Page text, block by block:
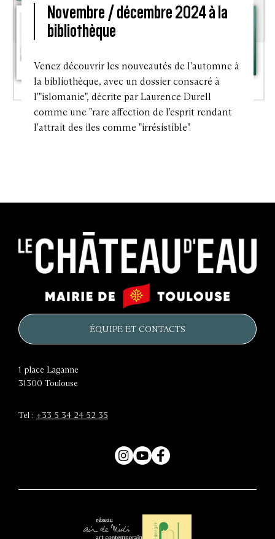
Novembre / décembre 2024 à la
bibliothèque
Venez découvrir les nouveautés de l'automne à
la bibliothèque, avec un dossier consacré à
l'"islomanie", décrite par Laurence Durell
comme une "rare affection de l'esprit rendant
l'attrait des iles comme "irrésistible".
château
d'eau
Mairie
de
ÉQUIPE ET CONTACTS
1 place Laganne
31300 Toulouse
Tel : +33 5 34 24 52 35
Instagram
YouTubeFacebook